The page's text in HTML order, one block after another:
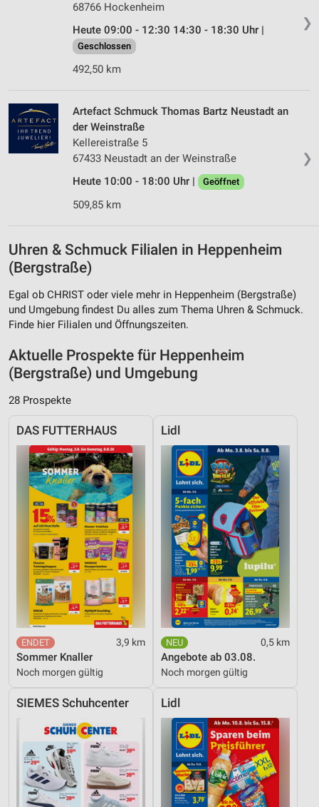
❯
68766 Hockenheim
Heute 09:00 - 12:30 14:30 - 18:30 Uhr |
Geschlossen
492,50 km
❯
Artefact Schmuck Thomas Bartz Neustadt an
der Weinstraße
Kellereistraße 5
67433 Neustadt an der Weinstraße
Heute 10:00 - 18:00 Uhr |
Geöffnet
509,85 km
Uhren & Schmuck Filialen in Heppenheim
(Bergstraße)
Egal ob CHRIST oder viele mehr in Heppenheim (Bergstraße)
und Umgebung findest Du alles zum Thema Uhren & Schmuck.
Finde hier Filialen und Öffnungszeiten.
Aktuelle Prospekte für Heppenheim
(Bergstraße) und Umgebung
28 Prospekte
DAS FUTTERHAUS
3,9 km
Sommer Knaller
Noch morgen gültig
Lidl
0,5 km
Angebote ab 03.08.
Noch morgen gültig
SIEMES Schuhcenter Lidl